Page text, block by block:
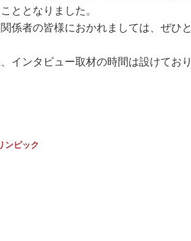
ととなりました。
係者の皆様におかれましては、ぜひ
インタビュー取材の時間は設けてお
ンピック